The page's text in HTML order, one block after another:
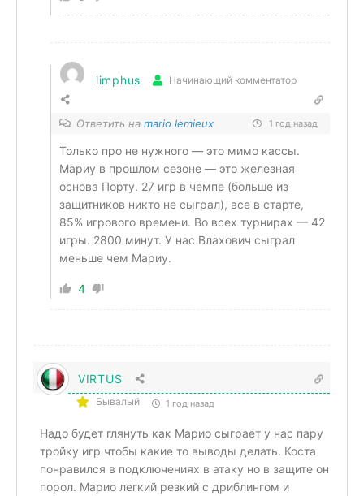
limphus Начинающий комментатор
Ответить на mario lemieux 1 год назад
Только про не нужного — это мимо кассы.
Мариу в прошлом сезоне — это железная
основа Порту. 27 игр в чемпе (больше из
защитников никто не сыграл), все в старте,
85% игрового времени. Во всех турнирах — 42
игры. 2800 минут. У нас Влахович сыграл
меньше чем Мариу.
4
VIRTUS
Бывалый 1 год назад
Надо будет глянуть как Марио сыграет у нас пару
тройку игр чтобы какие то выводы делать. Коста
понравился в подключениях в атаку но в защите он
порол. Марио легкий резкий с дриблингом и